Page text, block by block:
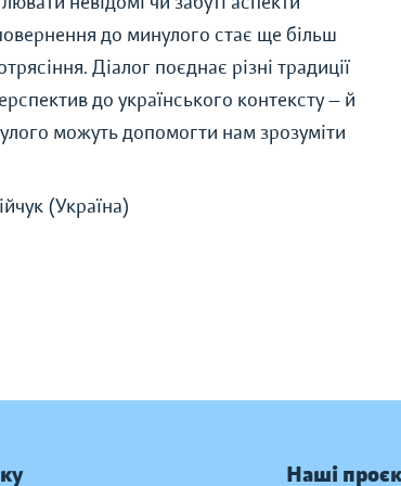
до минулого стає ще більш
Діалог поєднає різні традиції
до українського контексту — й
можуть допомогти нам зрозуміти
(Україна)
Наші